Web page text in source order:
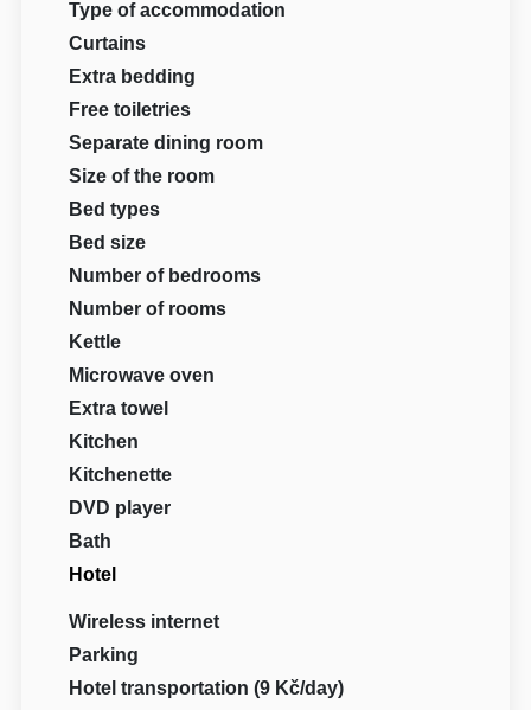
Type of accommodation
Curtains
Extra bedding
Free toiletries
Separate dining room
Size of the room
Bed types
Bed size
Number of bedrooms
Number of rooms
Kettle
Microwave oven
Extra towel
Kitchen
Kitchenette
DVD player
Bath
Hotel
Wireless internet
Parking
Hotel transportation (9 Kč/day)